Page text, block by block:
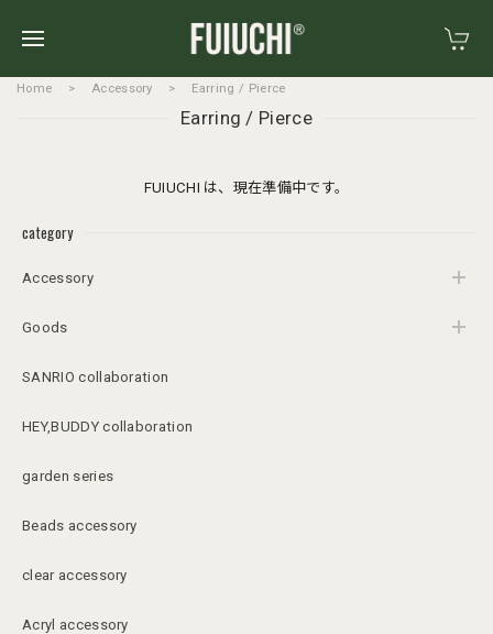
Home Accessory Earring / Pierce
Earring / Pierce
FUIUCHI は、現在準備中です。
category
Accessory
Goods
SANRIO collaboration
HEY,BUDDY collaboration
garden series
Beads accessory
clear accessory
Acryl accessory